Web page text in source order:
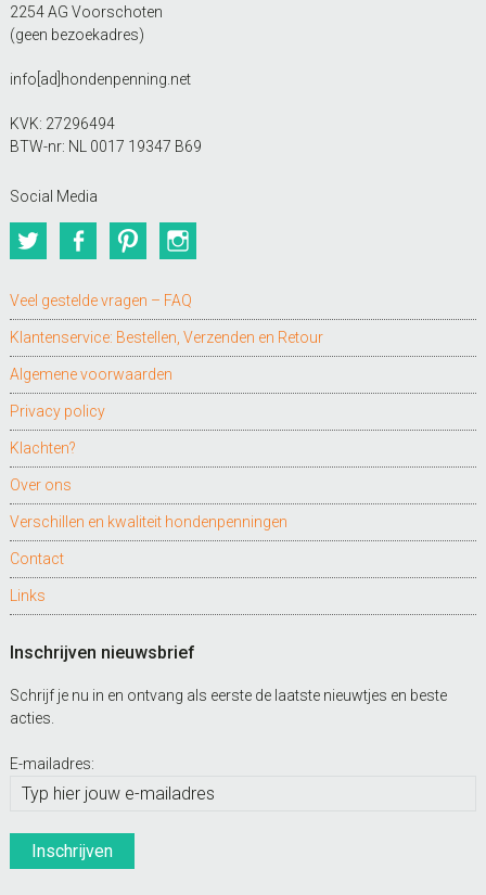
2254 AG Voorschoten
(geen bezoekadres)
info[ad]hondenpenning.net
KVK: 27296494
BTW-nr: NL 0017 19347 B69
Social Media
TwitterFacebookPinterest
Veel gestelde vragen – FAQ
Klantenservice: Bestellen, Verzenden en Retour
Algemene voorwaarden
Privacy policy
Klachten?
Over ons
Verschillen en kwaliteit hondenpenningen
Contact
Links
Inschrijven nieuwsbrief
Schrijf je nu in en ontvang als eerste de laatste nieuwtjes en beste
acties.
E-mailadres: